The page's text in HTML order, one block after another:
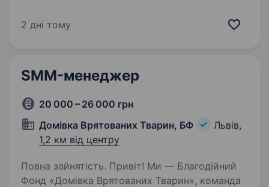
нашої країни разом! Шукаємо Фахівця
2 дні тому
SMM-менеджер
20 000 – 26 000 грн
Домівка Врятованих Тварин, БФ
Львів,
1,2 км від центру
Повна зайнятість. Привіт! Ми — Благодійний
Фонд «Домівка Врятованих Тварин», команда